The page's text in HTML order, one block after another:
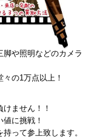
や照明などのカメラ
の1万点以上！
ません！！
に挑戦！
って参上致します。